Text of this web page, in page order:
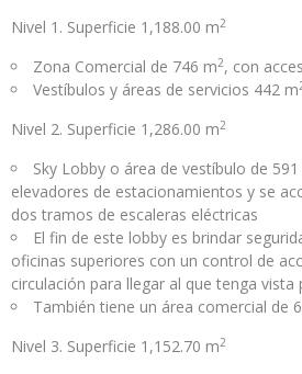
Nivel 1. Superficie 1,188.00 m2
Zona Comercial de 746 m2, con
Vestíbulos y áreas de servicios 442 m
Nivel 2. Superficie 1,286.00 m2
Sky Lobby o área de vestíbulo de
elevadores de estacionamientos y se
dos tramos de escaleras eléctricas
El fin de este lobby es brindar
oficinas superiores con un control de
circulación para llegar al que tenga
También tiene un área comercial de
Nivel 3. Superficie 1,152.70 m2